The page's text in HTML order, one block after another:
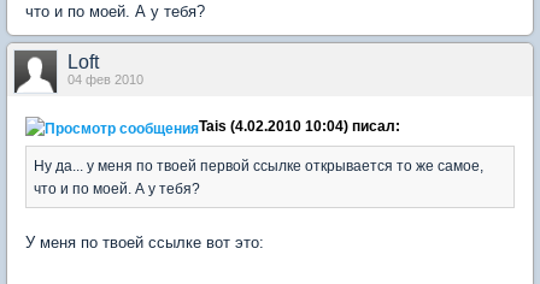
что и по моей. А у тебя?
Loft
04 фев 2010
Tais (4.02.2010 10:04) писал:
Ну да... у меня по твоей первой ссылке открывается то же самое,
что и по моей. А у тебя?
У меня по твоей ссылке вот это: